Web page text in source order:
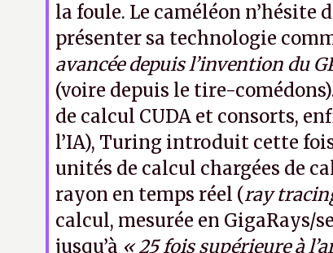
la foule. Le caméléon n’hésite
présenter sa technologie
avancée depuis l’invention du
(voire depuis le tire-
de calcul CUDA et consorts,
l’IA), Turing introduit cette fois
unités de calcul chargées de
rayon en temps réel (ray
calcul, mesurée en GigaRays/
jusqu’à « 25 fois supérieure à